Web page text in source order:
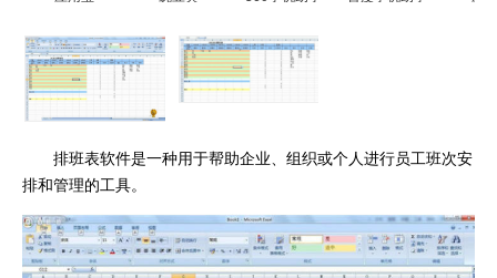
排班表软件是一种用于帮助企业、组织或个人进行员工班次安
排和管理的工具。